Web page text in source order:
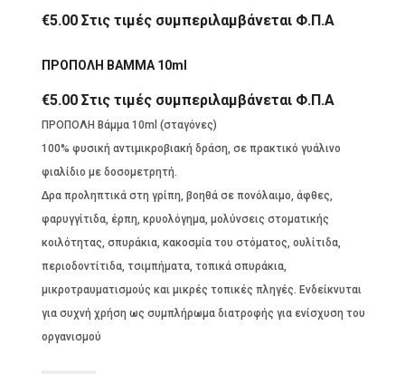
€5.00 Στις τιμές συμπεριλαμβάνεται Φ.Π.Α
ΠΡΟΠΟΛΗ ΒΑΜΜΑ 10ml
€5.00 Στις τιμές συμπεριλαμβάνεται Φ.Π.Α
ΠΡΟΠΟΛΗ Βάμμα 10ml (σταγόνες)
100% φυσική αντιμικροβιακή δράση, σε πρακτικό γυάλινο
φιαλίδιο με δοσομετρητή.
Δρα προληπτικά στη γρίπη, βοηθά σε πονόλαιμο, άφθες,
φαρυγγίτιδα, έρπη, κρυολόγημα, μολύνσεις στοματικής
κοιλότητας, σπυράκια, κακοσμία του στόματος, ουλίτιδα,
περιοδοντίτιδα, τσιμπήματα, τοπικά σπυράκια,
μικροτραυματισμούς και μικρές τοπικές πληγές. Ενδείκνυται
για συχνή χρήση ως συμπλήρωμα διατροφής για ενίσχυση του
οργανισμού